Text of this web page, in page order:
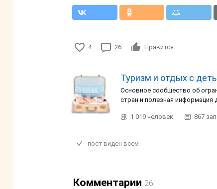
4 26 Нравится
Туризм и отдых с
Основное сообщество об
стран и полезная информация
1 019 человек 867
пост виден всем
Комментарии 26